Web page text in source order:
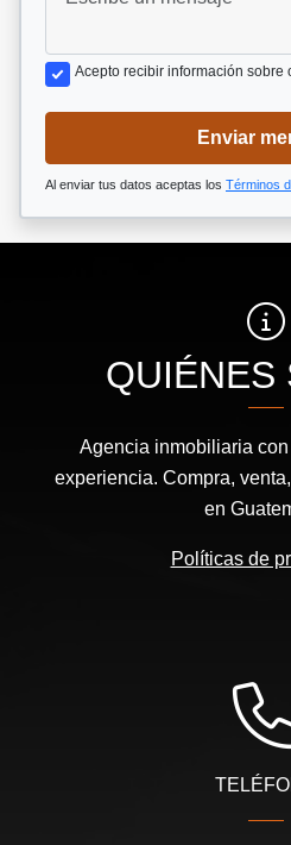
Acepto recibir información sobre
Enviar
Al enviar tus datos aceptas los Términos
QUIÉNES
Agencia inmobiliaria
experiencia. Compra,
en
Políticas de